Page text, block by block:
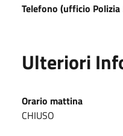
Telefono (ufficio Polizia
Ulteriori
Orario mattina
CHIUSO